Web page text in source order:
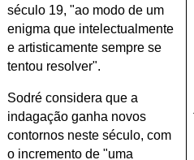
século 19, "ao modo de um
enigma que intelectualmente
e artisticamente sempre se
tentou resolver".
Sodré considera que a
indagação ganha novos
contornos neste século, com
o incremento de "uma